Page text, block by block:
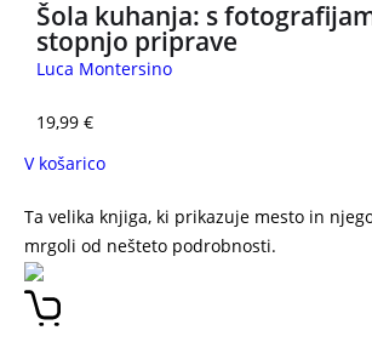
Šola kuhanja: s
stopnjo priprave
Luca Montersino
19,99 €
V košarico
Ta velika knjiga, ki prikazuje mesto in
mrgoli od nešteto podrobnosti.